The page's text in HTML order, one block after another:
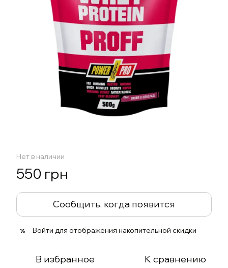
Нет в наличии
550 грн
Сообщить, когда появится
% Войти для отображения накопительной скидки
В избранное К сравнению